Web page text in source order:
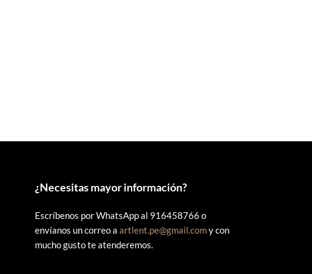
¿Necesitas mayor información?
Escríbenos por WhatsApp al 916458766 o
envíanos un correo a artlent.pe@gmail.comy con
mucho gusto te atenderemos.